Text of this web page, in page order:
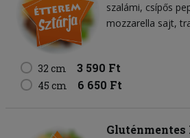
szalámi csípős
mozzarella sajt
32 cm 3 590 Ft
45 cm 6 650 Ft